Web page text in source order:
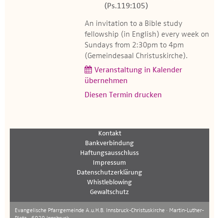
(Ps.119:105)
An invitation to a Bible study
fellowship (in English) every week on
Sundays from 2:30pm to 4pm
(Gemeindesaal Christuskirche).
Veranstaltung in Kalender
übernehmen
Diesen Termin drucken
Kontakt
Bankverbindung
Haftungsausschluss
Impressum
Datenschutzerklärung
Whistleblowing
Gewaltschutz
Evangelische Pfarrgemeinde A.u.H.B. Innsbruck-Christuskirche · Martin-Luther-